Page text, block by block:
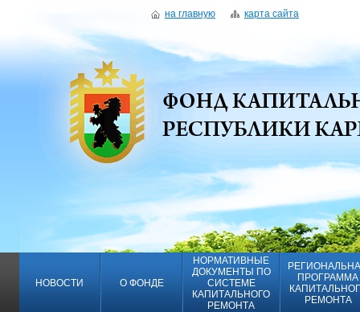
на главную карта сайта
НОВОСТИ О ФОНДЕ
НОРМАТИВНЫЕ
ДОКУМЕНТЫ ПО
СИСТЕМЕ
КАПИТАЛЬНОГО
РЕМОНТА
ПРОГРАММА
РЕМОНТА